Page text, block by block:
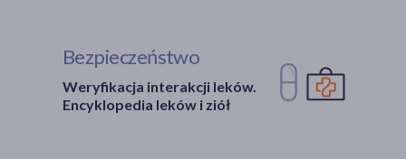
Bezpieczeństwo
Weryfikacja interakcji leków.
Encyklopedia leków i ziół